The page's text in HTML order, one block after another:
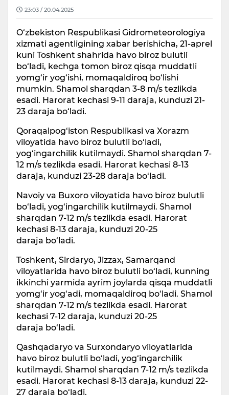
23:03 / 20.04.2025
O‘zbekiston Respublikasi Gidrometeorologiya
xizmati agentligining xabar berishicha, 21-aprel
kuni Toshkent shahrida havo biroz bulutli
bo‘ladi, kechga tomon biroz qisqa muddatli
yomg‘ir yog‘ishi, momaqaldiroq bo‘lishi
mumkin. Shamol sharqdan 3-8 m/s tezlikda
esadi. Harorat kechasi 9-11 daraja, kunduzi 21-
23 daraja bo‘ladi.
Qoraqalpog‘iston Respublikasi va Xorazm
viloyatida havo biroz bulutli bo‘ladi,
yog‘ingarchilik kutilmaydi. Shamol sharqdan 7-
12 m/s tezlikda esadi. Harorat kechasi 8-13
daraja, kunduzi 23-28 daraja bo‘ladi.
Navoiy va Buxoro viloyatida havo biroz bulutli
bo‘ladi, yog‘ingarchilik kutilmaydi. Shamol
sharqdan 7-12 m/s tezlikda esadi. Harorat
kechasi 8-13 daraja, kunduzi 20-25
daraja bo‘ladi.
Toshkent, Sirdaryo, Jizzax, Samarqand
viloyatlarida havo biroz bulutli bo‘ladi, kunning
ikkinchi yarmida ayrim joylarda qisqa muddatli
yomg‘ir yog‘adi, momaqaldiroq bo‘ladi. Shamol
sharqdan 7-12 m/s tezlikda esadi. Harorat
kechasi 7-12 daraja, kunduzi 20-25
daraja bo‘ladi.
Qashqadaryo va Surxondaryo viloyatlarida
havo biroz bulutli bo‘ladi, yog‘ingarchilik
kutilmaydi. Shamol sharqdan 7-12 m/s tezlikda
esadi. Harorat kechasi 8-13 daraja, kunduzi 22-
27 daraja bo‘ladi.